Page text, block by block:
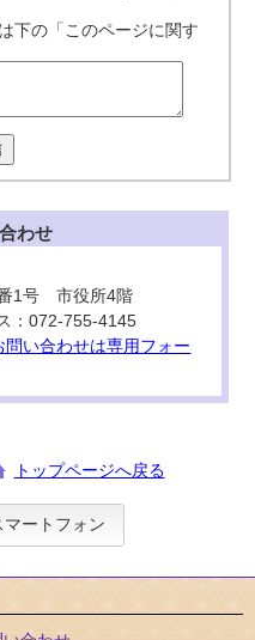
下の「このページに関す
わせ
1号 市役所4階
：072-755-4145
い合わせは専用フォー
トップページへ戻る
マートフォン